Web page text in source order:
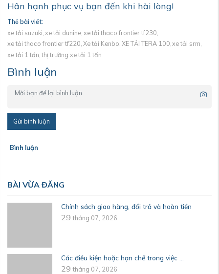
Hân hạnh phục vụ bạn đến khi hài lòng!
Thẻ bài viết:
xe tải suzuki, xe tải dunine, xe tải thaco frontier tf230,
xe tải thaco frontier tf220, Xe tải Kenbo, XE TẢI TERA 100, xe tải srm,
xe tải 1 tấn, thị trường xe tải 1 tấn
Bình luận
Gửi bình luận
Bình luận
BÀI VỪA ĐĂNG
Chính sách giao hàng, đổi trả và hoàn tiền
29 tháng 07, 2026
Các điều kiện hoặc hạn chế trong việc ...
29 tháng 07, 2026